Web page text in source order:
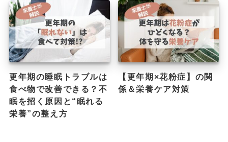
更年期の睡眠トラブルは
食べ物で改善できる？不
眠を招く原因と“眠れる
栄養”の整え方
【更年期×花粉症】の関
係＆栄養ケア対策